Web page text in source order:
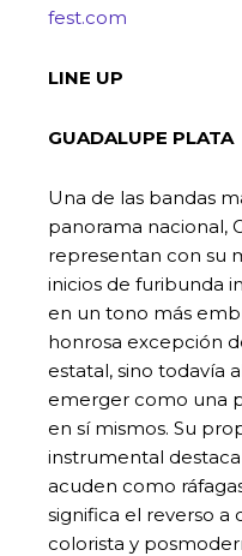
fest.com
LINE UP
GUADALUPE PLATA
Una de las bandas
panorama nacional,
representan con su
inicios de furibunda
en un tono más
honrosa excepción
estatal, sino todavía
emerger como una
en sí mismos. Su
instrumental
acuden como
significa el reverso a
colorista y